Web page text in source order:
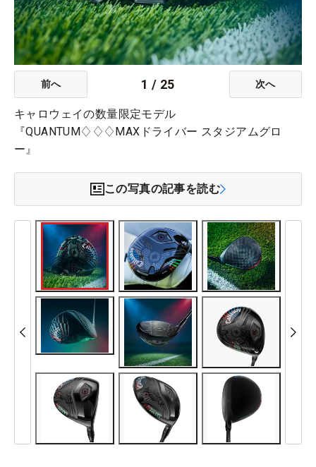
前へ 1 / 25 次へ
キャロウェイの数量限定モデル
『QUANTUM♢♢♢MAXドライバー スタジアムグロ
ー』
この写真の記事を読む